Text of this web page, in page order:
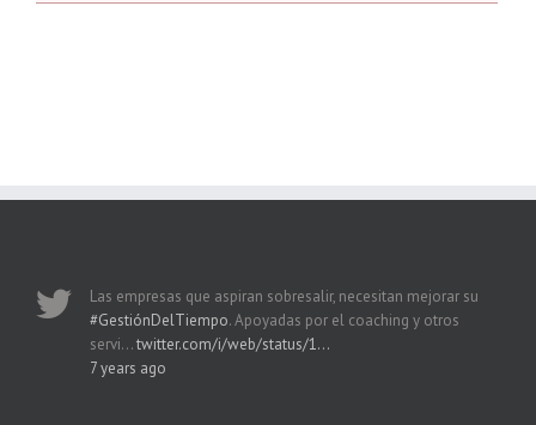
Las empresas que aspiran sobresalir, necesitan mejorar su
#GestiónDelTiempo. Apoyadas por el coaching y otros
servi…twitter.com/i/web/status/1…
7 years ago